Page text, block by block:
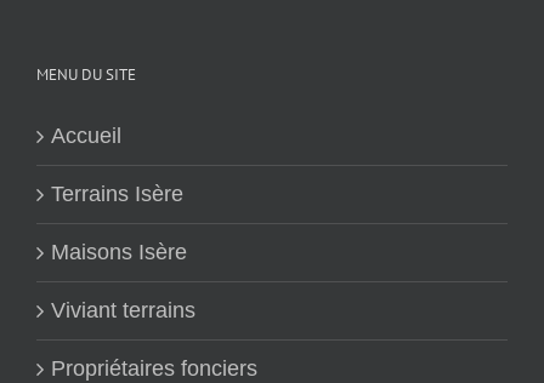
MENU DU SITE
Accueil
Terrains Isère
Maisons Isère
Viviant terrains
Propriétaires fonciers